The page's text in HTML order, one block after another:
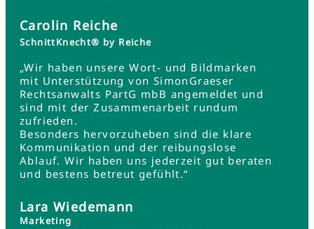
Carolin Reiche
SchnittKnecht® by Reiche
„Wir haben unsere Wort- und Bildmarken
mit Unterstützung von SimonGraeser
Rechtsanwalts PartG mbB angemeldet und
sind mit der Zusammenarbeit rundum
zufrieden.
Besonders hervorzuheben sind die klare
Kommunikation und der reibungslose
Ablauf. Wir haben uns jederzeit gut beraten
und bestens betreut gefühlt.“
Lara Wiedemann
Marketing